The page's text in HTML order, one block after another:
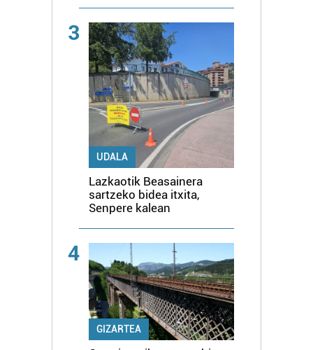
3
UDALA
Lazkaotik Beasainera
sartzeko bidea itxita,
Senpere kalean
4
GIZARTEA